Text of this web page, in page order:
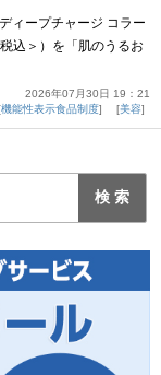
ィープチャージ コラー
込＞）を「肌のうるお
2026年07月30日 19：21
機能性表示食品制度 美容